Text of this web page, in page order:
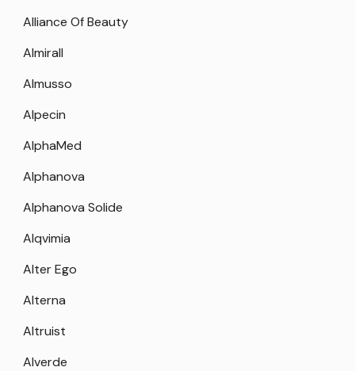
Alliance Of Beauty
Almirall
Almusso
Alpecin
AlphaMed
Alphanova
Alphanova Solide
Alqvimia
Alter Ego
Alterna
Altruist
Alverde